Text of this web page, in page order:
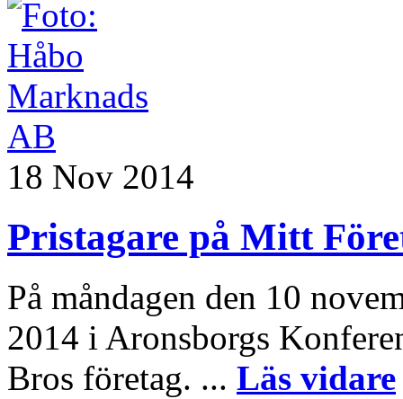
18 Nov 2014
Pristagare på Mitt
På måndagen den 10
2014 i Aronsborgs
Bros företag. ... Läs vidare